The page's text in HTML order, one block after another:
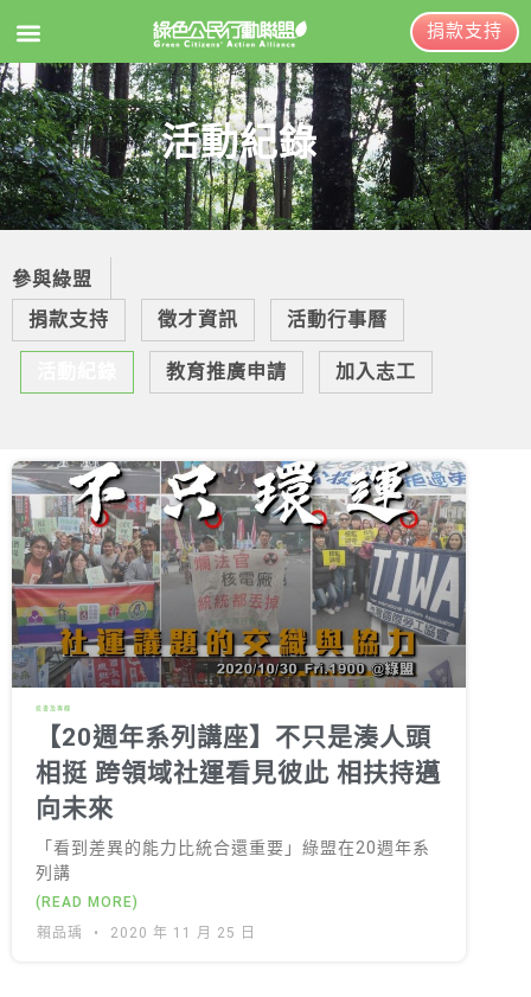
關於綠盟
大事記
綠盟團隊
聯絡資訊
年度報告與財報
綠盟倡議
廢除核電
淨零轉型
透明足跡
綠盟觀點
新聞稿及聲明
投書及專欄
工作側記
出版及義賣品
EN 訂閱電子報
捐款支持
活動紀錄
參與綠盟
捐款支持
徵才資訊 活動行事曆
教育推廣申請 加入志工
投書及專欄
【20週年系列講座】不只是湊人頭
相挺 跨領域社運看見彼此 相扶持邁
向未來
「看到差異的能力比統合還重要」綠盟在20週年系
列講
(READ MORE)
賴品瑀
2020 年 11 月 25 日